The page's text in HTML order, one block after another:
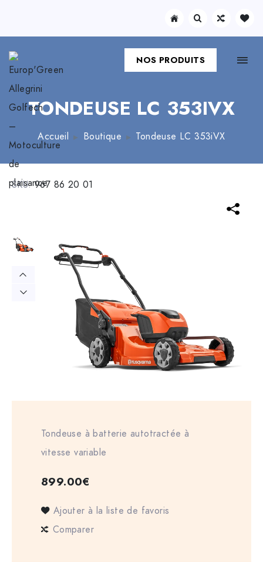
NOS PRODUITS
TONDEUSE LC 353IVX
Accueil Boutique Tondeuse LC 353iVX
SKU:967 86 20 01
Tondeuse à batterie autotractée à
vitesse variable
899.00€
Ajouter à la liste de favoris
Comparer